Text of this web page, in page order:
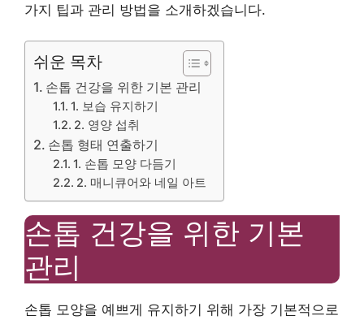
가지 팁과 관리 방법을 소개하겠습니다.
쉬운 목차
손톱 건강을 위한 기본 관리
1. 보습 유지하기
2. 영양 섭취
손톱 형태 연출하기
1. 손톱 모양 다듬기
2. 매니큐어와 네일 아트
손톱 건강을 위한 기본
관리
손톱 모양을 예쁘게 유지하기 위해 가장 기본적으로